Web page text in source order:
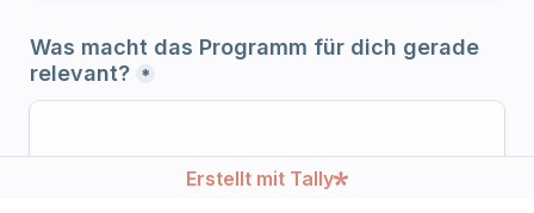
Was macht das Programm für dich gerade
relevant? *
Erstellt mit Tally